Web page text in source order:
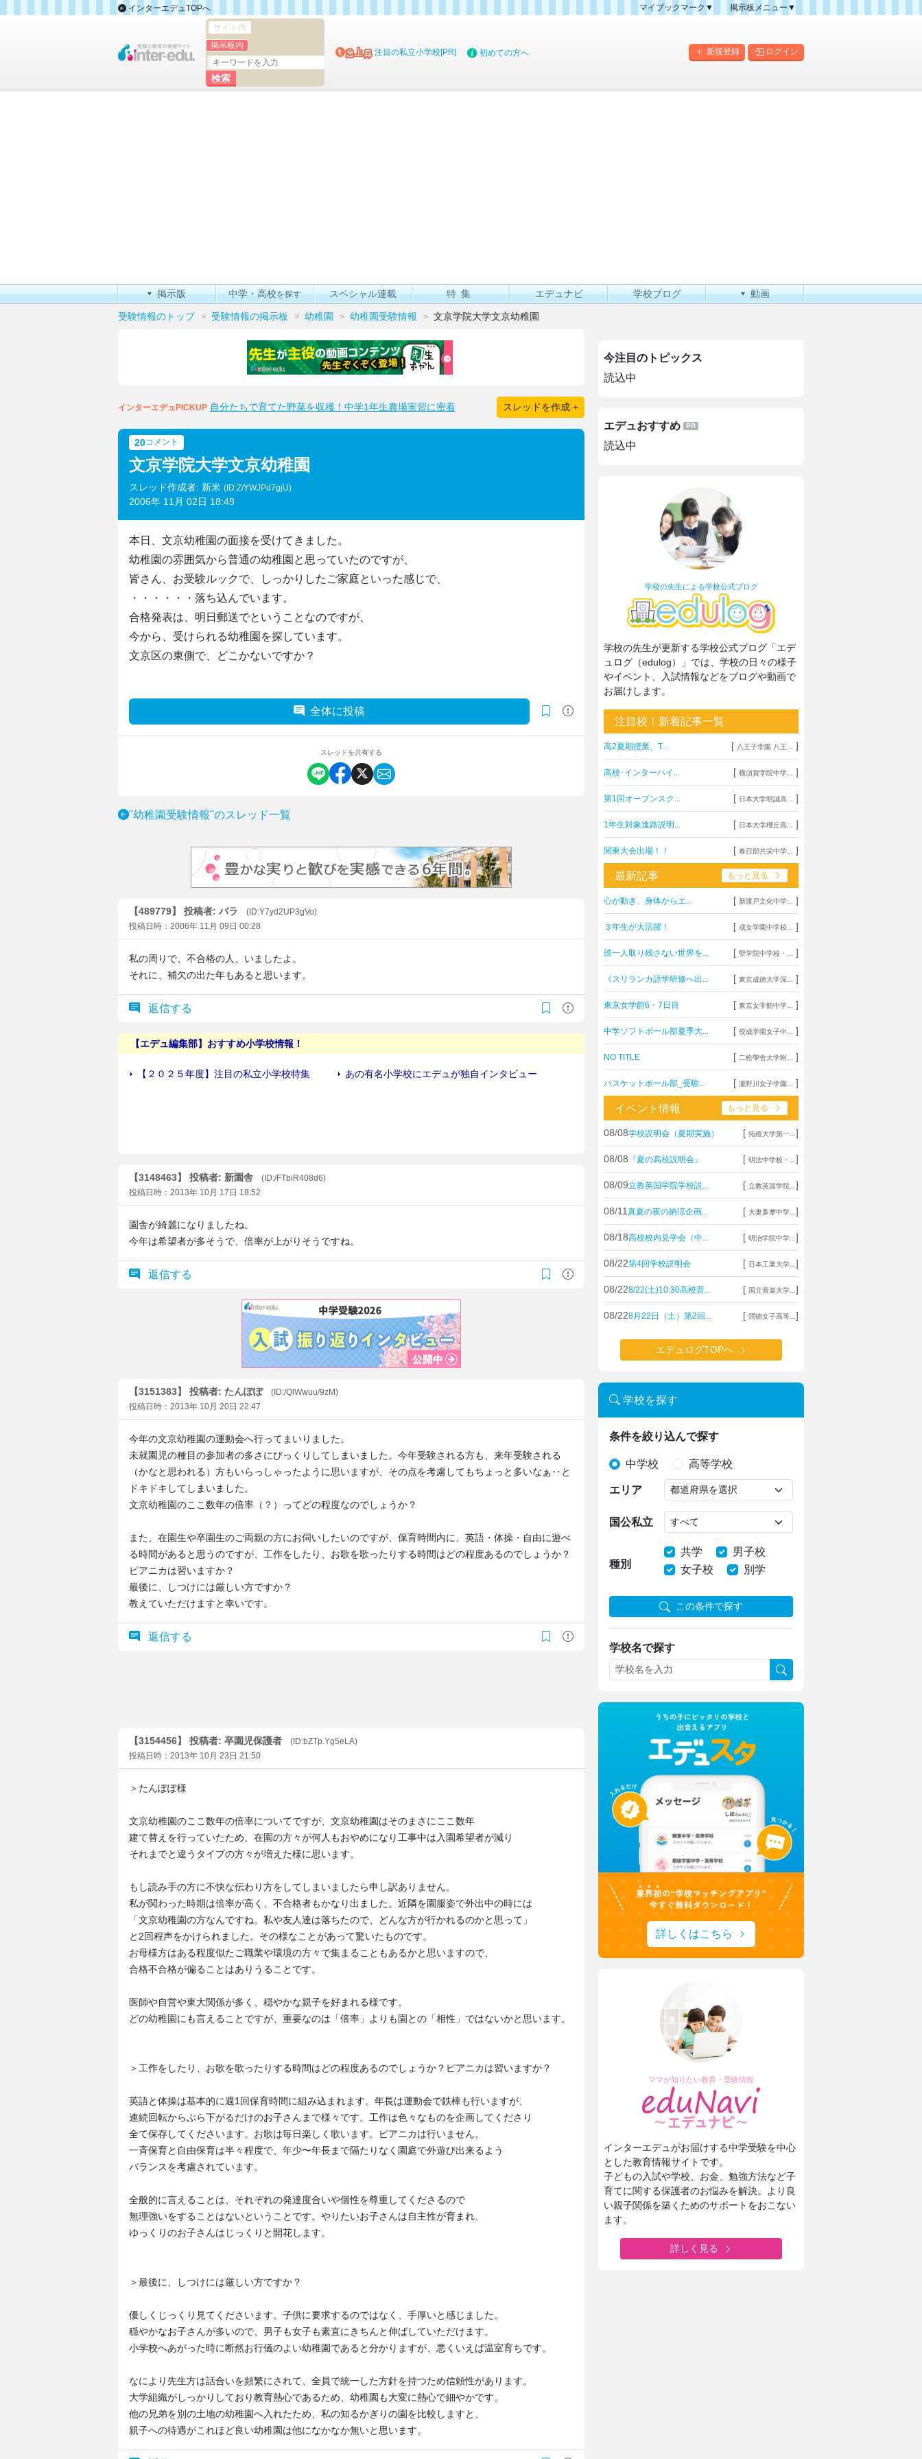
インターエデュTOPへ
マイブックマーク▼
掲示板メニュー▼
掲示板マップ
新規登録 ログイン
サイト内
掲示板内
注目の私立小学校[PR] 初めての方へ
掲示版 中学・高校を探す スペシャル連載 特集 エデュナビ 学校ブログ 動画
受験情報のトップ 受験情報の掲示板 幼稚園 幼稚園受験情報 文京学院大学文京幼稚園
インターエデュPICKUP 自分たちで育てた野菜を収穫！中学1年生農場実習に密着 スレッドを作成 +
20コメント
文京学院大学文京幼稚園
スレッド作成者: 新米 (ID:Z/YWJPd7gjU)
2006年 11月 02日 18:49
本日、文京幼稚園の面接を受けてきました。
幼稚園の雰囲気から普通の幼稚園と思っていたのですが、
皆さん、お受験ルックで、しっかりしたご家庭といった感じで、
・・・・・・落ち込んでいます。
合格発表は、明日郵送でということなのですが、
今から、受けられる幼稚園を探しています。
文京区の東側で、どこかないですか？
全体に投稿
スレッドを共有する
"幼稚園受験情報"のスレッド一覧
【489779】 投稿者: バラ
(ID:Y7yd2UP3gVo)
投稿日時：2006年 11月 09日 00:28
私の周りで、不合格の人、いましたよ。
それに、補欠の出た年もあると思います。
返信する
【3148463】 投稿者: 新園舎
(ID:/FTbiR408d6)
投稿日時：2013年 10月 17日 18:52
園舎が綺麗になりましたね。
今年は希望者が多そうで、倍率が上がりそうですね。
返信する
【3151383】 投稿者: たんぽぽ
(ID:/QlWwuu/9zM)
投稿日時：2013年 10月 20日 22:47
今年の文京幼稚園の運動会へ行ってまいりました。
未就園児の種目の参加者の多さにびっくりしてしまいました。今年受験される方も、来年受験される
（かなと思われる）方もいらっしゃったように思いますが、その点を考慮してもちょっと多いなぁ‥と
ドキドキしてしまいました。
文京幼稚園のここ数年の倍率（？）ってどの程度なのでしょうか？
また、在園生や卒園生のご両親の方にお伺いしたいのですが、保育時間内に、英語・体操・自由に遊べ
る時間があると思うのですが、工作をしたり、お歌を歌ったりする時間はどの程度あるのでしょうか？
ピアニカは習いますか？
最後に、しつけには厳しい方ですか？
教えていただけますと幸いです。
返信する
【3154456】 投稿者: 卒園児保護者
(ID:bZTp.Yg5eLA)
投稿日時：2013年 10月 23日 21:50
＞たんぽぽ様
文京幼稚園のここ数年の倍率についてですが、文京幼稚園はそのまさにここ数年
建て替えを行っていたため、在園の方々が何人もおやめになり工事中は入園希望者が減り
それまでと違うタイプの方々が増えた様に思います。
もし読み手の方に不快な伝わり方をしてしまいましたら申し訳ありません。
私が関わった時期は倍率が高く、不合格者もかなり出ました。近隣を園服姿で外出中の時には
「文京幼稚園の方なんですね。私や友人達は落ちたので、どんな方が行かれるのかと思って」
と2回程声をかけられました。その様なことがあって驚いたものです。
お母様方はある程度似たご職業や環境の方々で集まることもあるかと思いますので、
合格不合格が偏ることはありうることです。
医師や自営や東大関係が多く、穏やかな親子を好まれる様です。
どの幼稚園にも言えることですが、重要なのは「倍率」よりも園との「相性」ではないかと思います。
＞工作をしたり、お歌を歌ったりする時間はどの程度あるのでしょうか？ピアニカは習いますか？
英語と体操は基本的に週1回保育時間に組み込まれます。年長は運動会で鉄棒も行いますが、
連続回転からぶら下がるだけのお子さんまで様々です。工作は色々なものを企画してくださり
全て保存してくださいます。お歌は毎日楽しく歌います。ピアニカは行いません。
一斉保育と自由保育は半々程度で、年少〜年長まで隔たりなく園庭で外遊び出来るよう
バランスを考慮されています。
全般的に言えることは、それぞれの発達度合いや個性を尊重してくださるので
無理強いをすることはないということです。やりたいお子さんは自主性が育まれ、
ゆっくりのお子さんはじっくりと開花します。
＞最後に、しつけには厳しい方ですか？
優しくじっくり見てくださいます。子供に要求するのではなく、手厚いと感じました。
穏やかなお子さんが多いので、男子も女子も素直にきちんと伸ばしていただけます。
小学校へあがった時に断然お行儀のよい幼稚園であると分かりますが、悪くいえば温室育ちです。
なにより先生方は話合いを頻繁にされて、全員で統一した方針を持つため信頼性があります。
大学組織がしっかりしており教育熱心であるため、幼稚園も大変に熱心で細やかです。
他の兄弟を別の土地の幼稚園へ入れたため、私の知るかぎりの園を比較しますと、
親子への待遇がこれほど良い幼稚園は他になかなか無いと思います。
今注目のトピックス
読込中
エデュおすすめ
読込中
学校の先生による学校公式ブログ
学校の先生が更新する学校公式ブログ「エデ
ュログ（edulog）」では、学校の日々の様子
やイベント、入試情報などをブログや動画で
お届けします。
注目校！新着記事一覧
高2夏期授業、T... [ 八王子学園 八王... ]
高校･インターハイ... [ 横須賀学院中学... ]
第1回オープンスク... [ 日本大学明誠高... ]
1年生対象進路説明... [ 日本大学櫻丘高... ]
関東大会出場！！ [ 春日部共栄中学... ]
最新記事 もっと見る
心が動き、身体からエ... [ 新渡戸文化中学... ]
３年生が大活躍！ [ 成女学園中学校... ]
誰一人取り残さない世界を... [ 聖学院中学校・... ]
《スリランカ語学研修へ出... [ 東京成徳大学深... ]
東京女学館6・7日目 [ 東京女学館中学... ]
中学ソフトボール部夏季大... [ 佼成学園女子中... ]
NO TITLE [ 二松學舍大学附... ]
バスケットボール部_受験... [ 瀧野川女子学園... ]
イベント情報 もっと見る
08/08学校説明会（夏期実施） [ 拓殖大学第一... ]
08/08 『夏の高校説明会』 [ 明法中学校・... ]
08/09立教英国学院学校説... [ 立教英国学院... ]
08/11 真夏の夜の納涼企画... [ 大妻多摩中学... ]
08/18高校校内見学会（中... [ 明治学院中学... ]
08/22第4回学校説明会 [ 日本工業大学... ]
08/228/22(土)10:30高校普... [ 国立音楽大学... ]
08/228月22日（土）第2回... [ 潤徳女子高等... ]
エデュログTOPへ
学校を探す
条件を絞り込んで探す
中学校 高等学校
エリア
国公私立
種別
共学
男子校
女子校
別学
この条件で探す
学校名で探す
詳しくはこちら
ママが知りたい教育・受験情報
インターエデュがお届けする中学受験を中心
とした教育情報サイトです。
子どもの入試や学校、お金、勉強方法など子
育てに関する保護者のお悩みを解決。より良
い親子関係を築くためのサポートをおこない
ます。
詳しく見る